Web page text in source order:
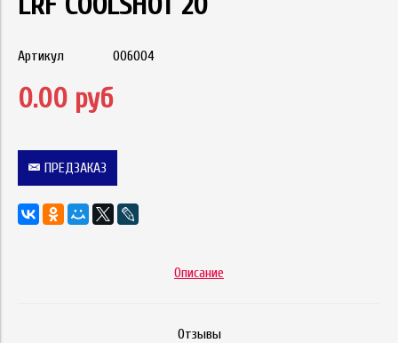
Артикул 006004
0.00 руб
ПРЕДЗАКАЗ
Описание
Отзывы